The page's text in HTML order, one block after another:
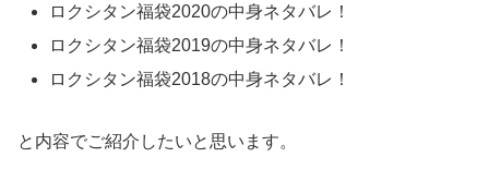
ロクシタン福袋2020の中身ネタバレ！
ロクシタン福袋2019の中身ネタバレ！
ロクシタン福袋2018の中身ネタバレ！
と内容でご紹介したいと思います。